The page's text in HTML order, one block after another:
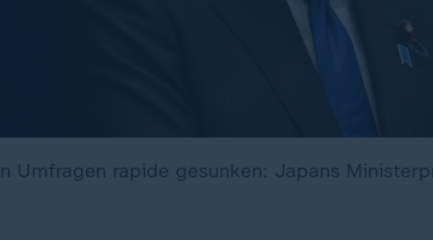
Umfragen rapide gesunken: Japans